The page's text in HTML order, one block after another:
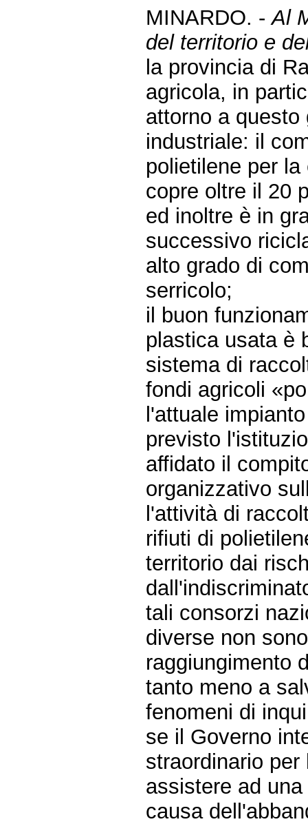
MINARDO. -Al
del territorio e
la provincia di
agricola, in
attorno a
industriale: il
polietilene per
copre oltre il 20
ed inoltre è in
successivo
alto grado di
serricolo;
il buon
plastica usata è
sistema di
fondi agricoli
l'attuale
previsto
affidato il
organizzativo
l'attività di
rifiuti di
territorio dai
tali consorzi
diverse non
raggiungimento
tanto meno a
fenomeni di
se il Governo
straordinario
assistere ad
causa